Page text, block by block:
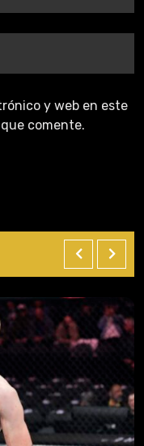
y web en este
comente.